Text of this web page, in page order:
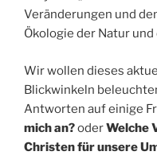
Veränderungen und
Ökologie der Natur
Wir wollen dieses
Blickwinkeln
Antworten auf einige
mich an?oderWelche
Christen für unsere